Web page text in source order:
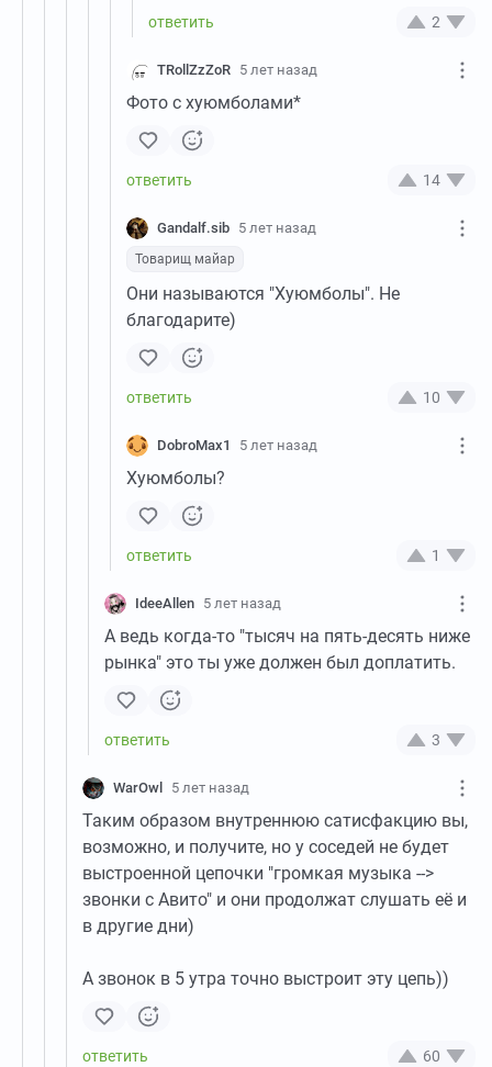
2
TRollZzZoR 5 лет назад
Фото с хуюмболами*
14
Gandalf.sib 5 лет назад
Товарищ майар
Они называются "Хуюмболы". Не
благодарите)
10
DobroMax1 5 лет назад
Хуюмболы?
1
IdeeAllen 5 лет назад
А ведь когда-то "тысяч на пять-десять ниже
рынка" это ты уже должен был доплатить.
3
WarOwl 5 лет назад
Таким образом внутреннюю сатисфакцию вы,
возможно, и получите, но у соседей не будет
выстроенной цепочки "громкая музыка -->
звонки с Авито" и они продолжат слушать её и
в другие дни)
А звонок в 5 утра точно выстроит эту цепь))
60